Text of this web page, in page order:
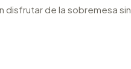
disfrutar de la sobremesa sin